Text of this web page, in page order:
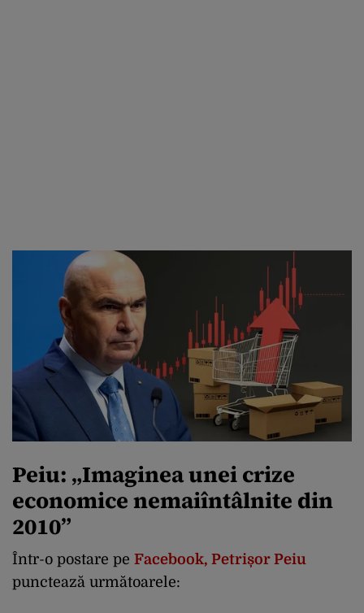
Peiu: „Imaginea unei crize
economice nemaiîntâlnite din
2010”
Într-o postare pe Facebook, Petrișor Peiu
punctează următoarele: